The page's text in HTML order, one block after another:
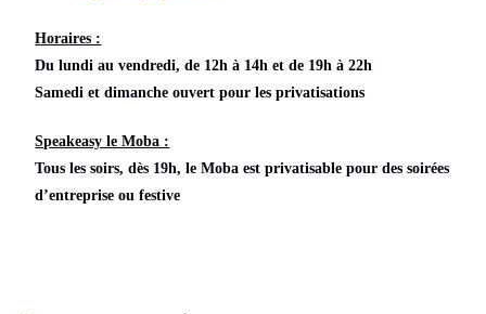
Horaires :
Du lundi au vendredi, de 12h à 14h et de 19h à 22h
Samedi et dimanche ouvert pour les privatisations
Speakeasy le Moba :
Tous les soirs, dès 19h, le Moba est privatisable pour des soirées
d’entreprise ou festive